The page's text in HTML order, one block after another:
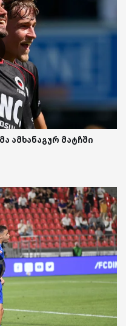
ამხანაგურ მატჩში